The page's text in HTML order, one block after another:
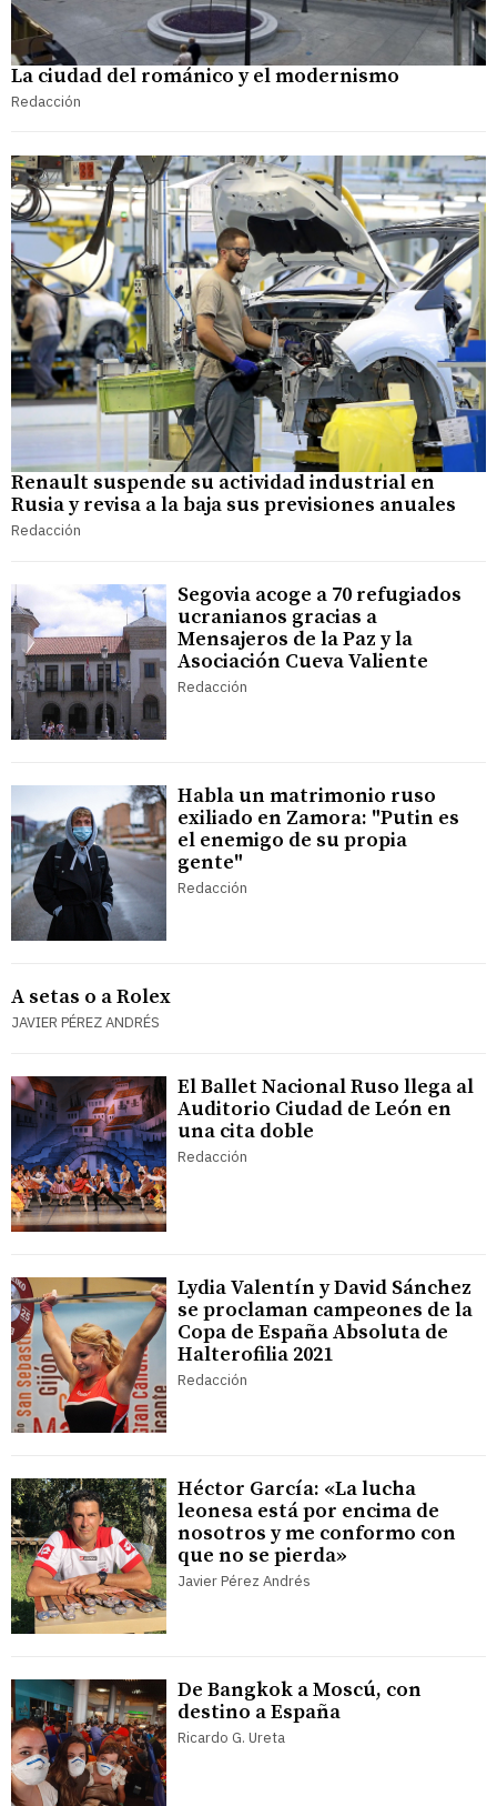
La ciudad del románico y el modernismo
Redacción
Renault suspende su actividad industrial en
Rusia y revisa a la baja sus previsiones anuales
Redacción
Segovia acoge a 70 refugiados
ucranianos gracias a
Mensajeros de la Paz y la
Asociación Cueva Valiente
Redacción
Habla un matrimonio ruso
exiliado en Zamora: "Putin es
el enemigo de su propia
gente"
Redacción
A setas o a Rolex
JAVIER PÉREZ ANDRÉS
El Ballet Nacional Ruso llega al
Auditorio Ciudad de León en
una cita doble
Redacción
Lydia Valentín y David Sánchez
se proclaman campeones de la
Copa de España Absoluta de
Halterofilia 2021
Redacción
Héctor García: «La lucha
leonesa está por encima de
nosotros y me conformo con
que no se pierda»
Javier Pérez Andrés
De Bangkok a Moscú, con
destino a España
Ricardo G. Ureta